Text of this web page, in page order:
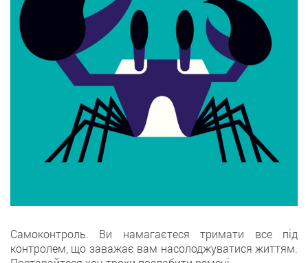
Самоконтроль. Ви намагаєтеся тримати все під
контролем, що заважає вам насолоджуватися життям.